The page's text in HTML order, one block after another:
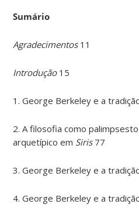
Sumário
Agradecimentos 11
Introdução 15
1. George Berkeley e a
2. A filosofia como
arquetípico em Siris77
3. George Berkeley e a
4. George Berkeley e a